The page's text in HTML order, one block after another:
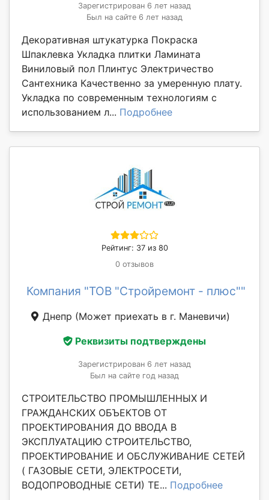
Зарегистрирован 6 лет назад
Был на сайте 6 лет назад
Декоративная штукатурка Покраска
Шпаклевка Укладка плитки Ламината
Виниловый пол Плинтус Электричество
Сантехника Качественно за умеренную плату.
Укладка по современным технологиям с
использованием л... Подробнее
Рейтинг: 37 из 80
0 отзывов
Компания "ТОВ "Стройремонт - плюс""
Днепр (Может приехать в г. Маневичи)
Реквизиты подтверждены
Зарегистрирован 6 лет назад
Был на сайте год назад
СТРОИТЕЛЬСТВО ПРОМЫШЛЕННЫХ И
ГРАЖДАНСКИХ ОБЪЕКТОВ ОТ
ПРОЕКТИРОВАНИЯ ДО ВВОДА В
ЭКСПЛУАТАЦИЮ СТРОИТЕЛЬСТВО,
ПРОЕКТИРОВАНИЕ И ОБСЛУЖИВАНИЕ СЕТЕЙ
( ГАЗОВЫЕ СЕТИ, ЭЛЕКТРОСЕТИ,
ВОДОПРОВОДНЫЕ СЕТИ) ТЕ... Подробнее